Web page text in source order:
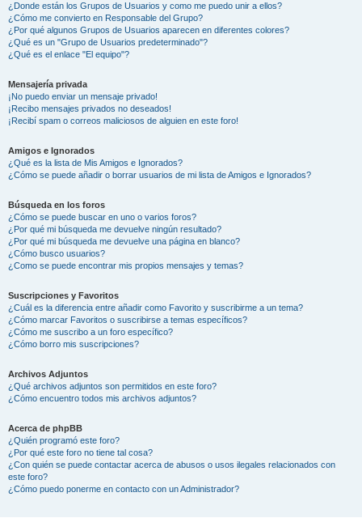
¿Donde están los Grupos de Usuarios y como me puedo unir a ellos?
¿Cómo me convierto en Responsable del Grupo?
¿Por qué algunos Grupos de Usuarios aparecen en diferentes colores?
¿Qué es un "Grupo de Usuarios predeterminado"?
¿Qué es el enlace "El equipo"?
Mensajería privada
¡No puedo enviar un mensaje privado!
¡Recibo mensajes privados no deseados!
¡Recibí spam o correos maliciosos de alguien en este foro!
Amigos e Ignorados
¿Qué es la lista de Mis Amigos e Ignorados?
¿Cómo se puede añadir o borrar usuarios de mi lista de Amigos e Ignorados?
Búsqueda en los foros
¿Cómo se puede buscar en uno o varios foros?
¿Por qué mi búsqueda me devuelve ningún resultado?
¿Por qué mi búsqueda me devuelve una página en blanco?
¿Cómo busco usuarios?
¿Como se puede encontrar mis propios mensajes y temas?
Suscripciones y Favoritos
¿Cuál es la diferencia entre añadir como Favorito y suscribirme a un tema?
¿Cómo marcar Favoritos o suscribirse a temas específicos?
¿Cómo me suscribo a un foro específico?
¿Cómo borro mis suscripciones?
Archivos Adjuntos
¿Qué archivos adjuntos son permitidos en este foro?
¿Cómo encuentro todos mis archivos adjuntos?
Acerca de phpBB
¿Quién programó este foro?
¿Por qué este foro no tiene tal cosa?
¿Con quién se puede contactar acerca de abusos o usos ilegales relacionados con
este foro?
¿Cómo puedo ponerme en contacto con un Administrador?